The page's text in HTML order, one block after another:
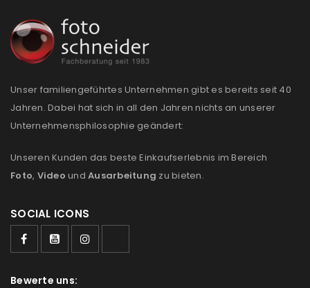
Unser familiengeführtes Unternehmen gibt es bereits seit 40
Jahren. Dabei hat sich in all den Jahren nichts an unserer
Unternehmensphilosophie geändert:
Unseren Kunden das beste Einkaufserlebnis im Bereich
Foto, Video und Ausarbeitung zu bieten.
SOCIAL ICONS
Bewerte uns: